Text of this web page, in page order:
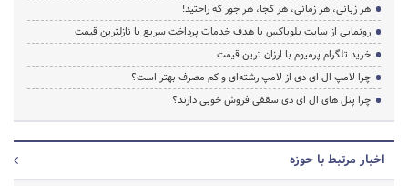
هر زبانی، هر زمانی، هر کجا، هر جور که راحتید!
رونمایی از سایت بلوباکس با هدف خدمات پرداخت سریع با نازلترین قیمت
خرید تلگرام پرمیوم با ارزان ترین قیمت
چرا لامپ ال ای دی از لامپ رشته‌ای و کم مصرف بهتر است؟
چرا پنل های ال ای دی سقفی فروش خوبی دارند؟
اخبار مرتبط با حوزه